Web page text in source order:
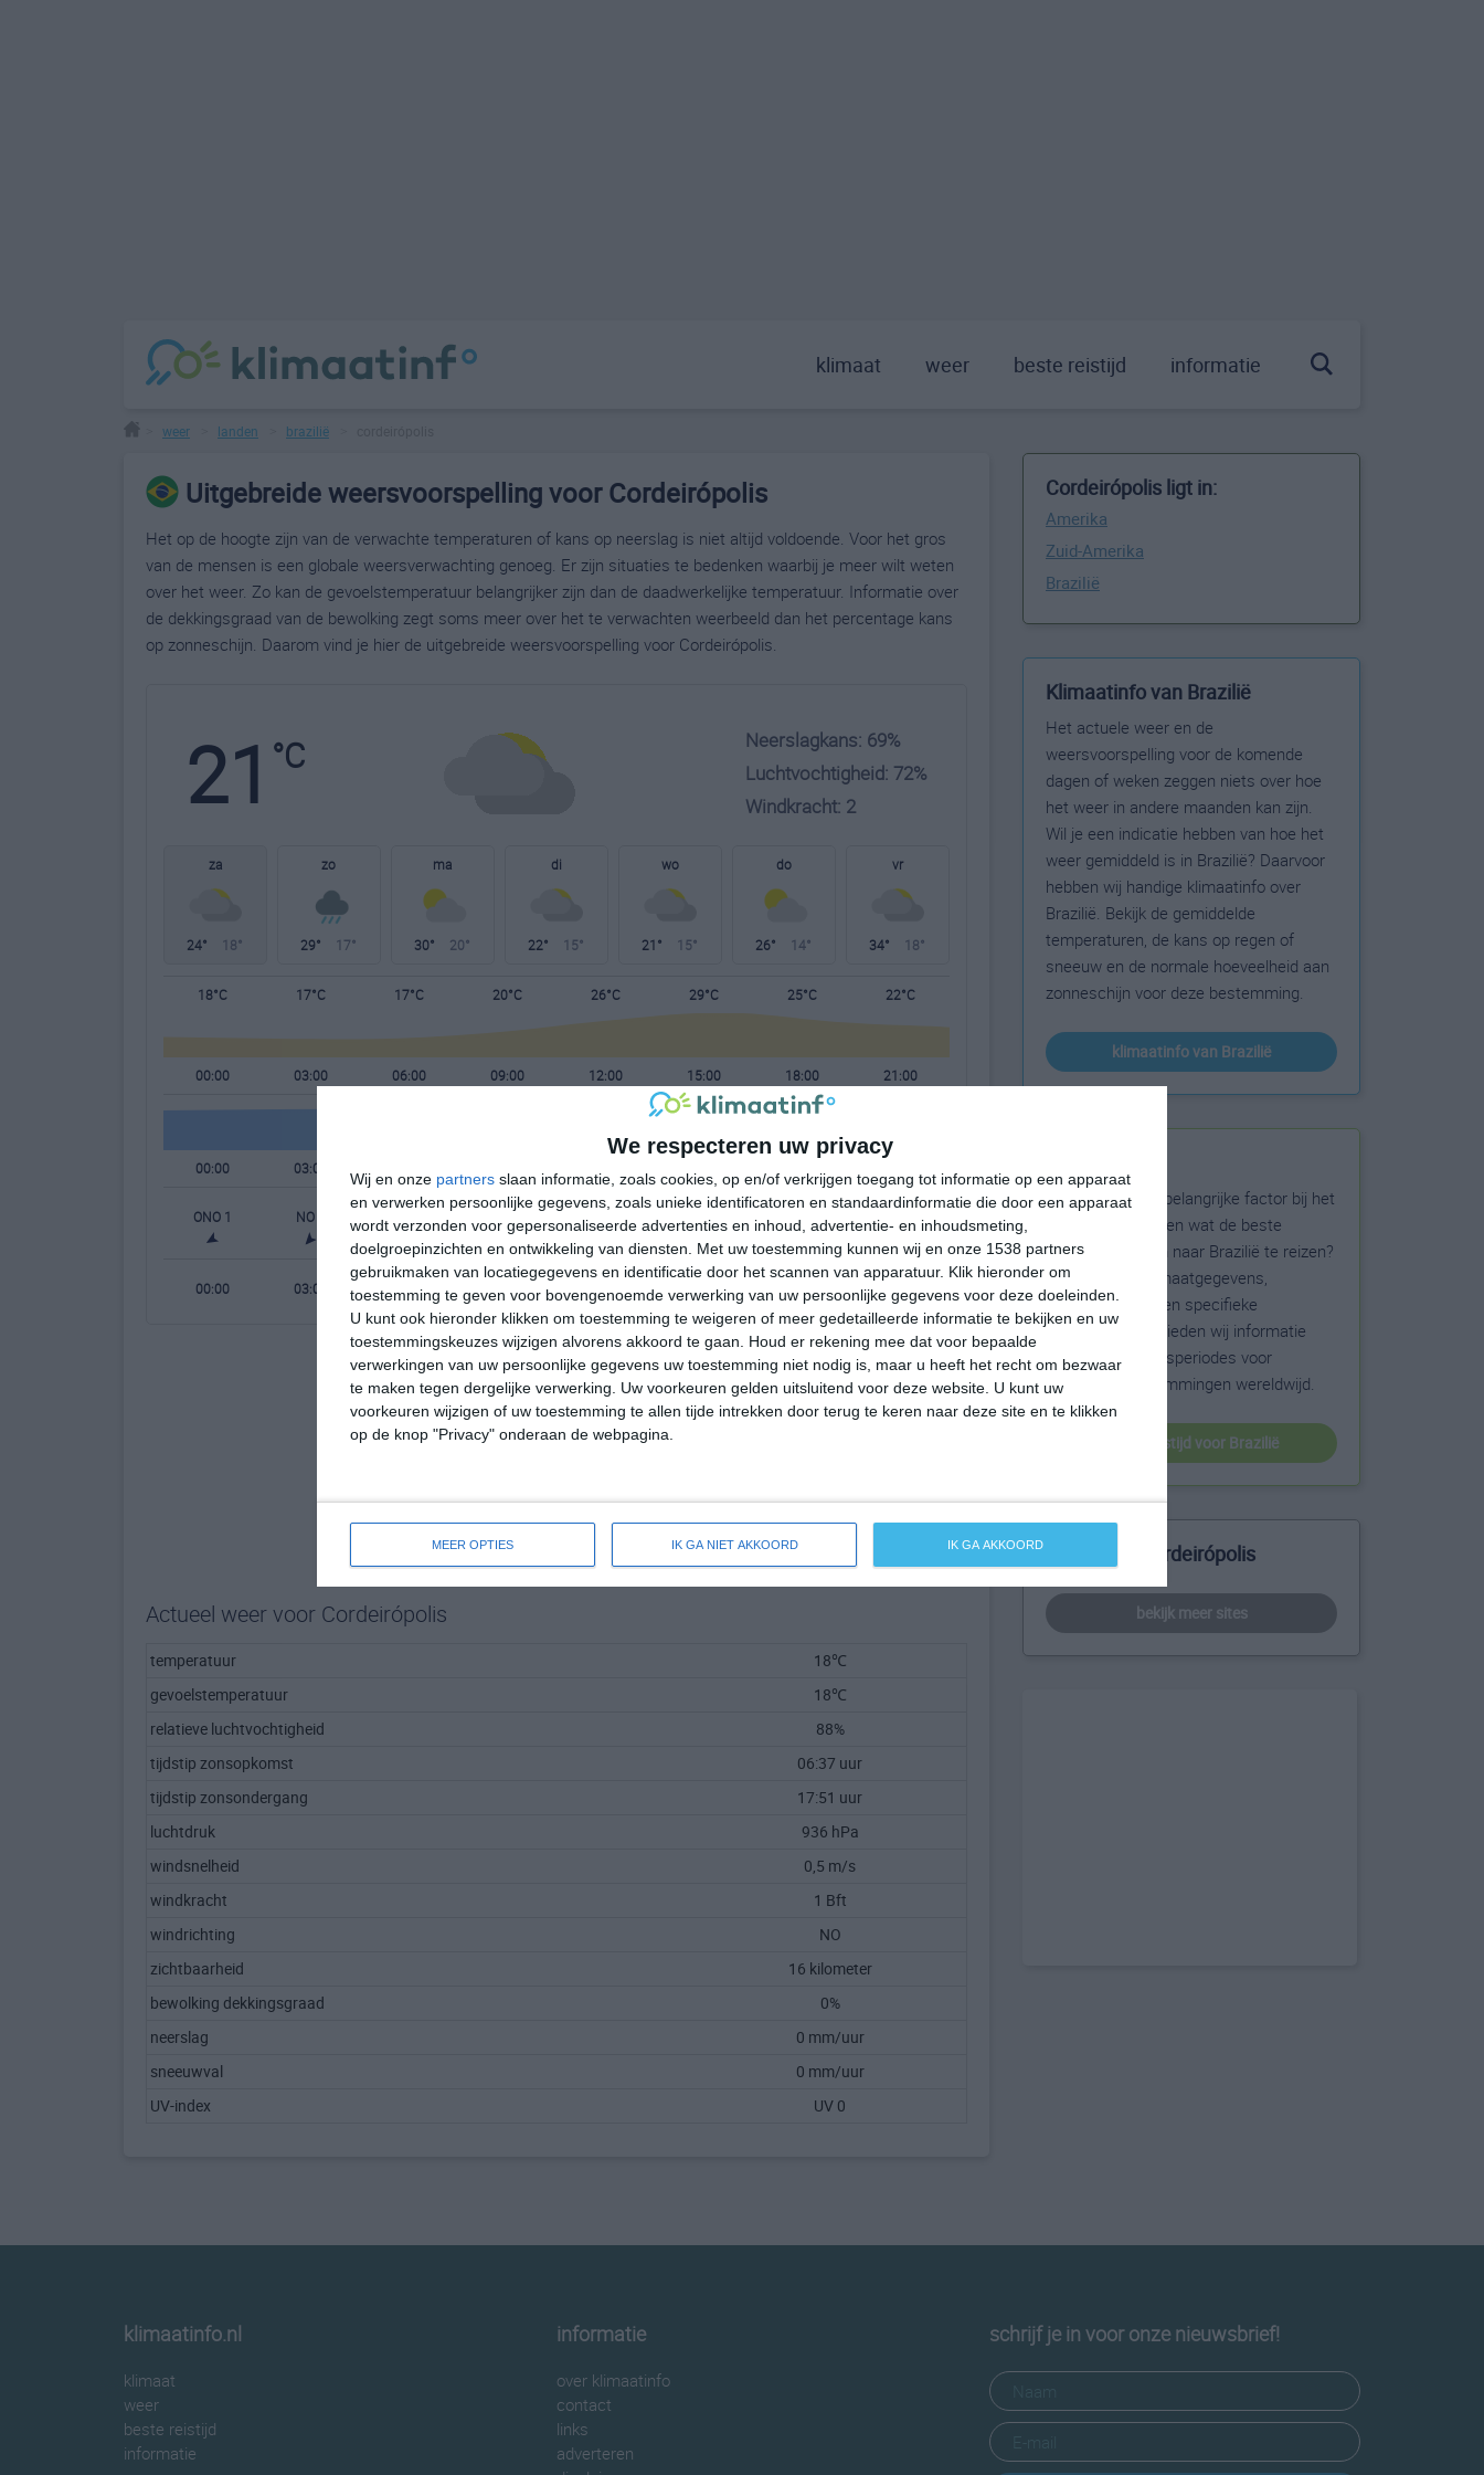
We respecteren uw privacy
Wij en onze partners slaan informatie, zoals cookies, op en/of verkrijgen toegang tot informatie op een apparaat
en verwerken persoonlijke gegevens, zoals unieke identificatoren en standaardinformatie die door een apparaat
wordt verzonden voor gepersonaliseerde advertenties en inhoud, advertentie- en inhoudsmeting,
doelgroepinzichten en ontwikkeling van diensten.
Met uw toestemming kunnen wij en onze 1538 partners
gebruikmaken van locatiegegevens en identificatie door het scannen van apparatuur. Klik hieronder om
toestemming te geven voor bovengenoemde verwerking van uw persoonlijke gegevens voor deze doeleinden.
U kunt ook hieronder klikken om toestemming te weigeren of meer gedetailleerde informatie te bekijken en uw
toestemmingskeuzes wijzigen alvorens akkoord te gaan.
Houd er rekening mee dat voor bepaalde
verwerkingen van uw persoonlijke gegevens uw toestemming niet nodig is, maar u heeft het recht om bezwaar
te maken tegen dergelijke verwerking. Uw voorkeuren gelden uitsluitend voor deze website. U kunt uw
voorkeuren wijzigen of uw toestemming te allen tijde intrekken door terug te keren naar deze site en te klikken
op de knop "Privacy" onderaan de webpagina.
MEER OPTIES IK GA NIET AKKOORD IK GA AKKOORD
klimaat weer beste reistijd informatie
weer landen brazilië
Uitgebreide weersvoorspelling voor Cordeirópolis
Het op de hoogte zijn van de verwachte temperaturen of kans op neerslag is niet altijd voldoende. Voor het gros
van de mensen is een globale weersverwachting genoeg. Er zijn situaties te bedenken waarbij je meer wilt weten
over het weer. Zo kan de gevoelstemperatuur belangrijker zijn dan de daadwerkelijke temperatuur. Informatie over
de dekkingsgraad van de bewolking zegt soms meer over het te verwachten weerbeeld dan het percentage kans
op zonneschijn. Daarom vind je hier de uitgebreide weersvoorspelling voor Cordeirópolis.
21 °C
Neerslagkans: 69%
Luchtvochtigheid: 72%
Windkracht: 2
za
24° 18°
zo
29° 17°
ma
30° 20°
di
22° 15°
wo
21° 15°
do
26° 14°
vr
34° 18°
18°C 17°C 17°C 20°C 26°C 29°C 25°C 22°C
00:00 03:00 06:00 09:00 12:00 15:00 18:00 21:00
00:00 03:00
ONO 1 NO 1 NNO 1 WNW 3 NW 1
00:00 03:00 06:00 15:00
Actueel weer voor Cordeirópolis
temperatuur
18℃
gevoelstemperatuur
18℃
relatieve luchtvochtigheid
88%
tijdstip zonsopkomst
06:37 uur
tijdstip zonsondergang
17:51 uur
luchtdruk
936 hPa
windsnelheid
0,5 m/s
windkracht
1 Bft
windrichting
NO
zichtbaarheid
16 kilometer
bewolking dekkingsgraad
0%
neerslag
0 mm/uur
sneeuwval
0 mm/uur
UV-index
UV 0
Cordeirópolis ligt in:
Amerika
Zuid-Amerika
Brazilië
Klimaatinfo van Brazilië
Het actuele weer en de
weersvoorspelling voor de komende
dagen of weken zeggen niets over hoe
het weer in andere maanden kan zijn.
Wil je een indicatie hebben van hoe het
weer gemiddeld is in Brazilië? Daarvoor
hebben wij handige klimaatinfo over
Brazilië. Bekijk de gemiddelde
temperaturen, de kans op regen of
sneeuw en de normale hoeveelheid aan
zonneschijn voor deze bestemming.
klimaatinfo van Brazilië
Het weer is een belangrijke factor bij het
reizen. Wil je weten wat de beste
maanden zijn om naar Brazilië te reizen?
Op basis van klimaatgegevens,
weersextremen en specifieke
weerinformatie bieden wij informatie
over de beste reisperiodes voor
duizenden bestemmingen wereldwijd.
beste reistijd voor Brazilië
Meer over Cordeirópolis
bekijk meer sites
klimaatinfo.nl
klimaat
weer
beste reistijd
informatie
informatie
over klimaatinfo
contact
links
adverteren
schrijf je in voor onze nieuwsbrief!